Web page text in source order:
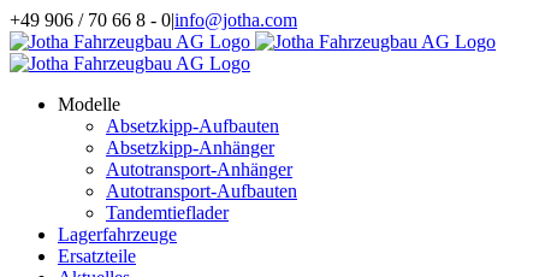
Zum
Inhalt
springen
+49 906 / 70 66 8 - 0|info@jotha.com
Modelle
Absetzkipp-Aufbauten
Absetzkipp-Anhänger
Autotransport-Anhänger
Autotransport-Aufbauten
Tandemtieflader
Lagerfahrzeuge
Ersatzteile